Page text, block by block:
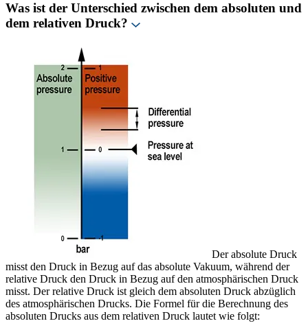
Was ist der Unterschied zwischen dem absoluten und
dem relativen Druck?
Der absolute Druck
misst den Druck in Bezug auf das absolute Vakuum, während der
relative Druck den Druck in Bezug auf den atmosphärischen Druck
misst. Der relative Druck ist gleich dem absoluten Druck abzüglich
des atmosphärischen Drucks. Die Formel für die Berechnung des
absoluten Drucks aus dem relativen Druck lautet wie folgt: